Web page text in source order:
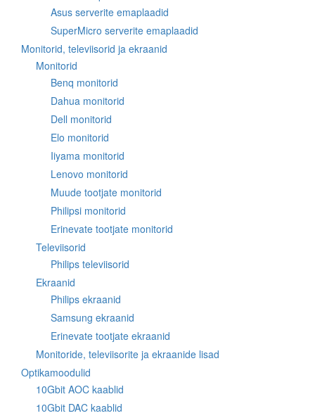
Asus serverite emaplaadid
SuperMicro serverite emaplaadid
Monitorid, televiisorid ja ekraanid
Monitorid
Benq monitorid
Dahua monitorid
Dell monitorid
Elo monitorid
Iiyama monitorid
Lenovo monitorid
Muude tootjate monitorid
Philipsi monitorid
Erinevate tootjate monitorid
Televiisorid
Philips televiisorid
Ekraanid
Philips ekraanid
Samsung ekraanid
Erinevate tootjate ekraanid
Monitoride, televiisorite ja ekraanide lisad
Optikamoodulid
10Gbit AOC kaablid
10Gbit DAC kaablid